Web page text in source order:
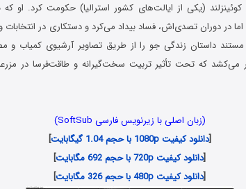
(1968-1987) بر کوئینزلند (یکی از ایالت‌های کشور استرالیا) حکومت
در دوران تصدی‌اش، فساد بیداد می‌کرد و دستکاری در
داستان زندگی جو را از طریق تصاویر آرشیوی کمیاب و
می‌کشد که تحت تأثیر تربیت سخت‌گیرانه و طاقت‌فرسا در
(زبان اصلی با زیرنویس فارسی SoftSub)
[دانلود کیفیت 1080p با حجم 1.04 گیگابایت
]
[دانلود کیفیت 720p با حجم 692 مگابایت
]
[دانلود کیفیت 480p با حجم 326 مگابایت ]